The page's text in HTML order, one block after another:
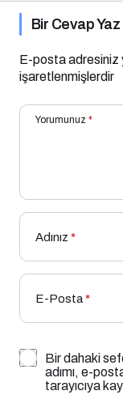
Bir Cevap Yaz
E-posta adresiniz
işaretlenmişlerdir
Yorumunuz *
Adınız *
E-Posta*
Bir dahaki
adımı, e-
tarayıcıya